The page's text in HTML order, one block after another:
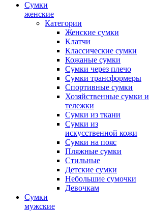
Сумки
женские
Категории
Женские сумки
Клатчи
Классические сумки
Кожаные сумки
Сумки через плечо
Сумки трансформеры
Спортивные сумки
Хозяйственные сумки и
тележки
Сумки из ткани
Сумки из
искусственной кожи
Сумки на пояс
Пляжные сумки
Стильные
Детские сумки
Небольшие сумочки
Девочкам
Сумки
мужские